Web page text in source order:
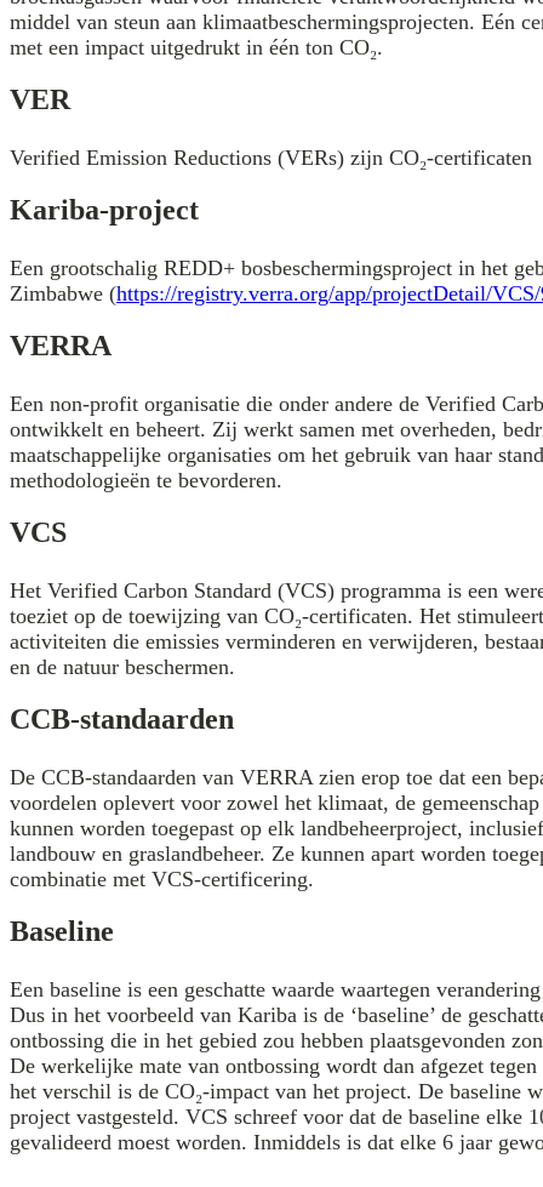
middel van steun aan klimaatbeschermingsprojecten. Eén
met een impact uitgedrukt in één ton CO₂.
VER
Verified Emission Reductions (VERs) zijn CO₂-certificaten
Kariba-project
Een grootschalig REDD+ bosbeschermingsproject in het
Zimbabwe (https://registry.verra.org/app/projectDetail/
VERRA
Een non-profit organisatie die onder andere de Verified
ontwikkelt en beheert. Zij werkt samen met overheden,
maatschappelijke organisaties om het gebruik van haar
methodologieën te bevorderen.
VCS
Het Verified Carbon Standard (VCS) programma is een
toeziet op de toewijzing van CO₂-certificaten. Het
activiteiten die emissies verminderen en verwijderen,
en de natuur beschermen.
CCB-standaarden
De CCB-standaarden van VERRA zien erop toe dat een
voordelen oplevert voor zowel het klimaat, de
kunnen worden toegepast op elk landbeheerproject,
landbouw en graslandbeheer. Ze kunnen apart worden
combinatie met VCS-certificering.
Baseline
Een baseline is een geschatte waarde waartegen
Dus in het voorbeeld van Kariba is de ‘baseline’ de
ontbossing die in het gebied zou hebben plaatsgevonden
De werkelijke mate van ontbossing wordt dan afgezet tegen
het verschil is de CO₂-impact van het project. De baseline
project vastgesteld. VCS schreef voor dat de baseline elke
gevalideerd moest worden. Inmiddels is dat elke 6 jaar